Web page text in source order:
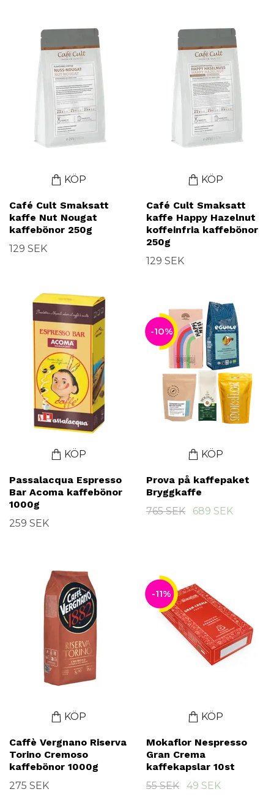
KÖP
Café Cult Smaksatt
kaffe Nut Nougat
kaffebönor 250g
129 SEK
KÖP
Café Cult Smaksatt
kaffe Happy Hazelnut
koffeinfria kaffebönor
250g
129 SEK
KÖP
Passalacqua Espresso
Bar Acoma kaffebönor
1000g
259 SEK
-10%
KÖP
Prova på kaffepaket
Bryggkaffe
765 SEK
689 SEK
KÖP
Caffè Vergnano Riserva
Torino Cremoso
kaffebönor 1000g
275 SEK
-11%
KÖP
Mokaflor Nespresso
Gran Crema
kaffekapslar 10st
55 SEK
49 SEK